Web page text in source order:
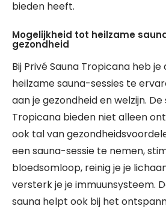
bieden heeft.
Mogelijkheid tot heilzame
gezondheid
Bij Privé Sauna Tropicana heb
heilzame sauna-sessies te
aan je gezondheid en welzijn. De
Tropicana bieden niet alleen
ook tal van
een sauna-sessie te nemen,
bloedsomloop, reinig je je
versterk je je immuunsysteem.
sauna helpt ook bij het